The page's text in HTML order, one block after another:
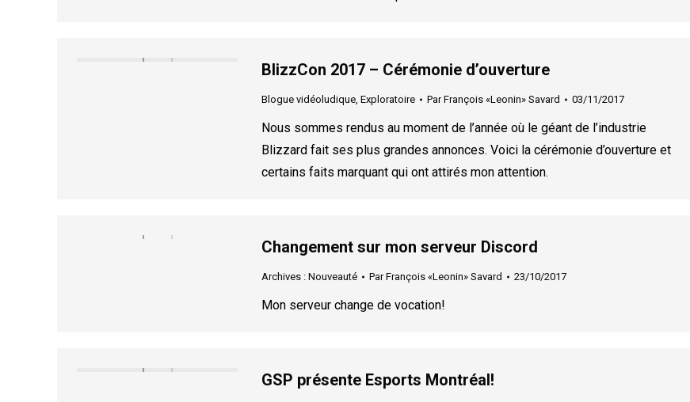
BlizzCon 2017 – Cérémonie d’ouverture
Blogue vidéoludique, Exploratoire ParFrançois «Leonin» Savard 03/11/2017
Nous sommes rendus au moment de l’année où le géant de l’industrie
Blizzard fait ses plus grandes annonces. Voici la cérémonie d’ouverture et
certains faits marquant qui ont attirés mon attention.
Changement sur mon serveur Discord
Archives : Nouveauté ParFrançois «Leonin» Savard 23/10/2017
Mon serveur change de vocation!
GSP présente Esports Montréal!